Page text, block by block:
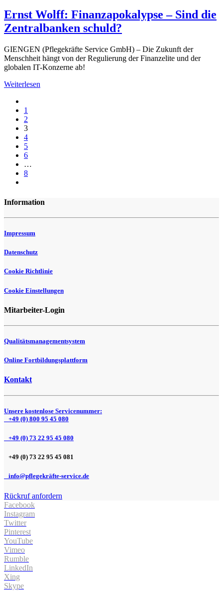
Ernst Wolff: Finanzapokalypse – Sind die
Zentralbanken schuld?
GIENGEN (Pflegekräfte Service GmbH) – Die Zukunft der
Menschheit hängt von der Regulierung der Finanzelite und der
globalen IT-Konzerne ab!
Weiterlesen
1
2
3
4
5
6
…
8
Information
Impressum
Datenschutz
Cookie Richtlinie
Cookie Einstellungen
Mitarbeiter-Login
Qualitätsmanagementsystem
Online Fortbildungsplattform
Kontakt
Unsere kostenlose Servicenummer:
+49 (0) 800 95 45 080
+49 (0) 73 22 95 45 080
+49 (0) 73 22 95 45 081
info@pflegekräfte-service.de
Rückruf anfordern
Facebook
Instagram
Twitter
Pinterest
YouTube
Vimeo
Rumble
LinkedIn
Xing
Skype